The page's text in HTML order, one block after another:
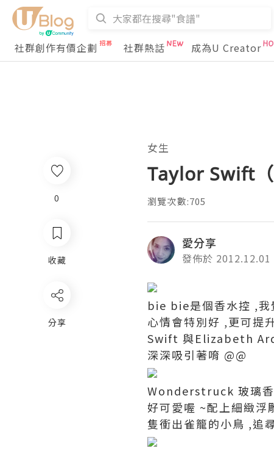
社群創作有價企劃
社群熱話 成為U Creator
女生
Taylor Swift（
瀏覽次數:705
愛分享
發佈於 2012.12.01
bie bie是個香水控 ,我
心情會特別好 ,更可提
Swift 與Elizabeth
深深吸引著唷 @@
Wonderstruck 玻璃香
好可愛喔 ~配上細緻
隻衝出雀籠的小鳥 ,追
0
收藏
分享